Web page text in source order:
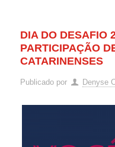
DIA DO DESAFIO
PARTICIPAÇÃO
CATARINENSES
Publicado por Denyse